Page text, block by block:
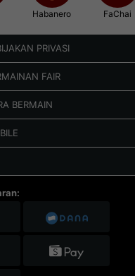
Habanero FaChai
PRIVASI
FAIR
BERMAIN